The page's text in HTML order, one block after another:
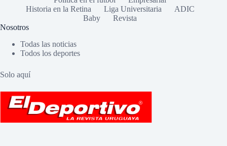
Historia en la Retina
Liga Universitaria
ADIC
Baby
Revista
Nosotros
Todas las noticias
Todos los deportes
Solo aquí